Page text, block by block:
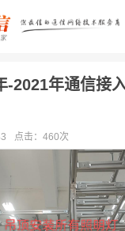
-2021年通信接
点击：460次